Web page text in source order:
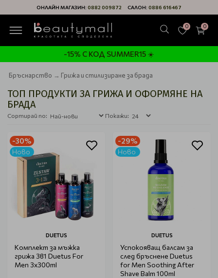
ОНЛАЙН МАГАЗИН: 0882 009872 САЛОН: 0886 616467
0 0
-15% С КОД SUMMER15 ☀️
Бръснарство Грижа и стилизиране за брада
ТОП ПРОДУКТИ ЗА ГРИЖА И ОФОРМЯНЕ НА
БРАДА
Сортирай по: Покажи:
-30%
Ново
DUETUS
Комплект за мъжка
грижа 3в1 Duetus For
Men 3x300ml
-29%
Ново
DUETUS
Успокояващ балсам за
след бръснене Duetus
for Men Soothing After
Shave Balm 100ml